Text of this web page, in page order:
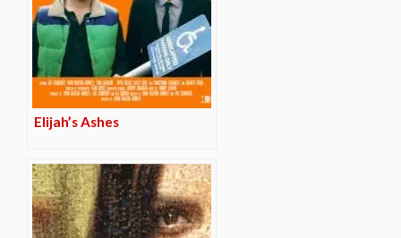
Elijah’s Ashes